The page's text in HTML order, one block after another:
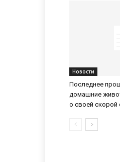
Новости
Последнее
домашние
о своей скорой